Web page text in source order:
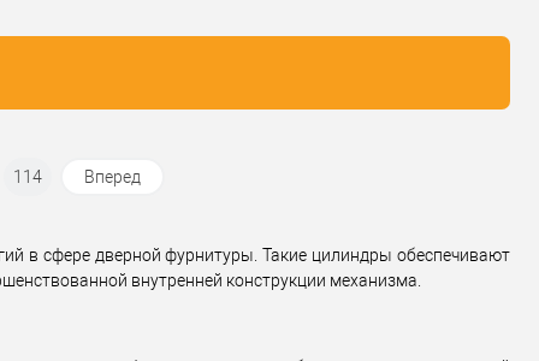
ВРЕЗНОГО замка
Тип товара
ВРЕЗНОГО замка
114 Вперед
в сфере дверной фурнитуры. Такие цилиндры обеспечивают
внутренней конструкции механизма.